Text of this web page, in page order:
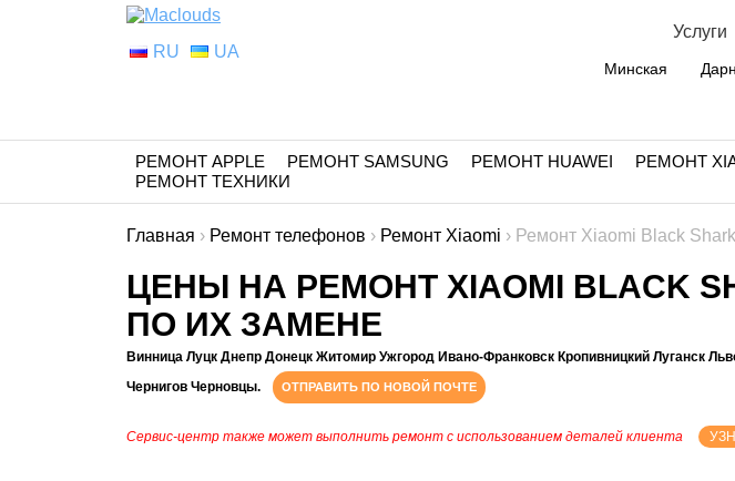
RU UA
Услуги
Минская
РЕМОНТ APPLE РЕМОНТ SAMSUNG РЕМОНТ HUAWEI РЕМОНТ
РЕМОНТ ТЕХНИКИ
Главная › Ремонт телефонов › Ремонт Xiaomi › Ремонт Xiaomi Black Shark
ЦЕНЫ НА РЕМОНТ XIAOMI BLACK
ПО ИХ ЗАМЕНЕ
Винница Луцк Днепр Донецк Житомир Ужгород Ивано-Франковск Кропивницкий Луганск
Чернигов Черновцы.
ОТПРАВИТЬ ПО НОВОЙ ПОЧТЕ
Сервис-центр также может выполнить ремонт с использованием деталей клиента